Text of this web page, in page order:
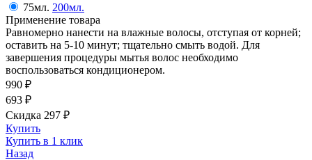
75мл. 200мл.
Применение товара
Равномерно нанести на влажные волосы, отступая от корней;
оставить на 5-10 минут; тщательно смыть водой. Для
завершения процедуры мытья волос необходимо
воспользоваться кондиционером.
990 ₽
693 ₽
Скидка 297 ₽
Купить
Купить в 1 клик
Назад